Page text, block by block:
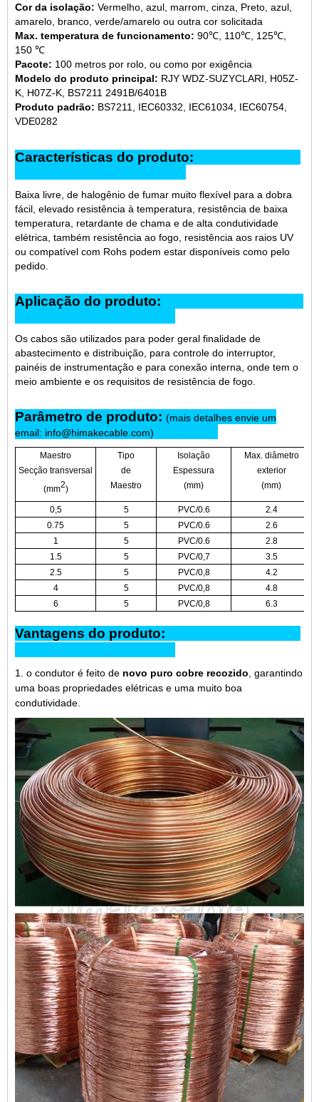
Cor da isolação: Vermelho, azul, marrom, cinza, Preto, azul,
amarelo, branco, verde/amarelo ou outra cor solicitada
Max. temperatura de funcionamento: 90℃, 110℃, 125℃,
150 ℃
Pacote: 100 metros por rolo, ou como por exigência
Modelo do produto principal: RJY WDZ-SUZYCLARI, H05Z-
K, H07Z-K, BS7211 2491B/6401B
Produto padrão: BS7211, IEC60332, IEC61034, IEC60754,
VDE0282
Características do produto:
Baixa livre, de halogênio de fumar muito flexível para a dobra
fácil, elevado resistência à temperatura, resistência de baixa
temperatura, retardante de chama e de alta condutividade
elétrica, também resistência ao fogo, resistência aos raios UV
ou compatível com Rohs podem estar disponíveis como pelo
pedido.
Aplicação do produto:
Os cabos são utilizados para poder geral finalidade de
abastecimento e distribuição, para controle do interruptor,
painéis de instrumentação e para conexão interna, onde tem o
meio ambiente e os requisitos de resistência de fogo.
Parâmetro de produto: (mais detalhes envie um
email: info@himakecable.com)
Maestro
Secção transversal
(mm2)
Tipo
de
Maestro
Isolação
Espessura
(mm)
Max. diâmetro
exterior
(mm)
0,5 5 PVC/0.6
2.4
0.75
5 PVC/0.6
2.6
1
5 PVC/0.6
2.8
1.5
5 PVC/0,7
3.5
2.5
5 PVC/0,8
4.2
4
5 PVC/0,8
4.8
6
5 PVC/0,8 6.3
Vantagens do produto:
1. o condutor é feito de novo puro cobre recozido , garantindo
uma boas propriedades elétricas e uma muito boa
condutividade.